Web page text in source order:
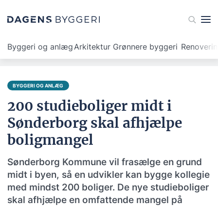
Byggeri og anlægArkitektur Grønnere byggeri
BYGGERI OG ANLÆG
200 studieboliger midt i
Sønderborg skal afhjælpe
boligmangel
Sønderborg Kommune vil frasælge en grund
midt i byen, så en udvikler kan bygge kollegie
med mindst 200 boliger. De nye studieboliger
skal afhjælpe en omfattende mangel på